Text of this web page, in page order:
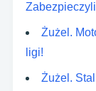
Żużel.
ligi!
Żużel.